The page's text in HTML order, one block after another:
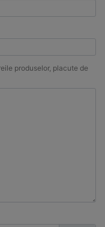
produselor, placute de